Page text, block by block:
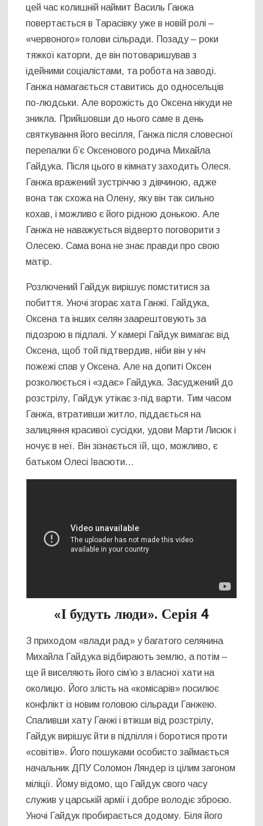
цей час колишній наймит Василь Ганжа
повертається в Тарасівку уже в новій ролі –
«червоного» голови сільради. Позаду – роки
тяжкої каторги, де він потоваришував з
ідейними соціалістами, та робота на заводі.
Ганжа намагається ставитись до односельців
по-людськи. Але ворожість до Оксена нікуди не
зникла. Прийшовши до нього саме в день
святкування його весілля, Ганжа після словесної
перепалки б’є Оксенового родича Михайла
Гайдука. Після цього в кімнату заходить Олеся.
Ганжа вражений зустріччю з дівчиною, адже
вона так схожа на Олену, яку він так сильно
кохав, і можливо є його рідною донькою. Але
Ганжа не наважується відверто поговорити з
Олесею. Сама вона не знає правди про свою
матір.
Розлючений Гайдук вирішує помститися за
побиття. Уночі згорає хата Ганжі. Гайдука,
Оксена та інших селян заарештовують за
підозрою в підпалі. У камері Гайдук вимагає від
Оксена, щоб той підтвердив, ніби він у ніч
пожежі спав у Оксена. Але на допиті Оксен
розколюється і «здає» Гайдука. Засуджений до
розстрілу, Гайдук утікає з-під варти. Тим часом
Ганжа, втративши житло, піддається на
залицяння красивої сусідки, удови Марти Лисюк і
ночує в неї. Він зізнається їй, що, можливо, є
батьком Олесі Івасюти…
«І будуть люди». Серія 4
З приходом «влади рад» у багатого селянина
Михайла Гайдука відбирають землю, а потім –
ще й виселяють його сім’ю з власної хати на
околицю. Його злість на «комісарів» посилює
конфлікт із новим головою сільради Ганжею.
Спаливши хату Ганжі і втікши від розстрілу,
Гайдук вирішує йти в підпілля і боротися проти
«совітів». Його пошуками особисто займається
начальник ДПУ Соломон Ляндер із цілим загоном
міліції. Йому відомо, що Гайдук свого часу
служив у царській армії і добре володіє зброєю.
Уночі Гайдук пробирається додому. Біля його